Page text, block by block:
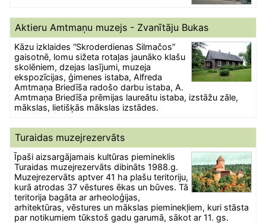
Aktieru Amtmaņu muzejs - Zvanītāju Bukas
Kāzu izklaides “Skroderdienas Silmačos”
gaisotnē, lomu sižeta rotaļas jaunāko klašu
skolēniem, dzejas lasījumi, muzeja
ekspozīcijas, ģimenes istaba, Alfreda
Amtmaņa Briedīša radošo darbu istaba, A.
Amtmaņa Briedīša prēmijas laureātu istaba, izstāžu zāle,
mākslas, lietišķās mākslas izstādes.
Turaidas muzejrezervāts
Īpaši aizsargājamais kultūras piemineklis
Turaidas muzejrezervāts dibināts 1988.g.
Muzejrezervāts aptver 41 ha plašu teritoriju,
kurā atrodas 37 vēstures ēkas un būves. Tā
teritorija bagāta ar arheoloģijas,
arhitektūras, vēstures un mākslas pieminekļiem, kuri stāsta
par notikumiem tūkstoš gadu garumā, sākot ar 11. gs.